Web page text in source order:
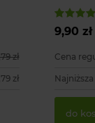
zł
zł
9,90 zł
Cena
do